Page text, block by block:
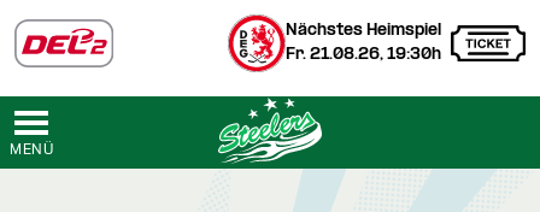
Nächstes Heimspiel
Fr. 21.08.26, 19:30h
MENÜ